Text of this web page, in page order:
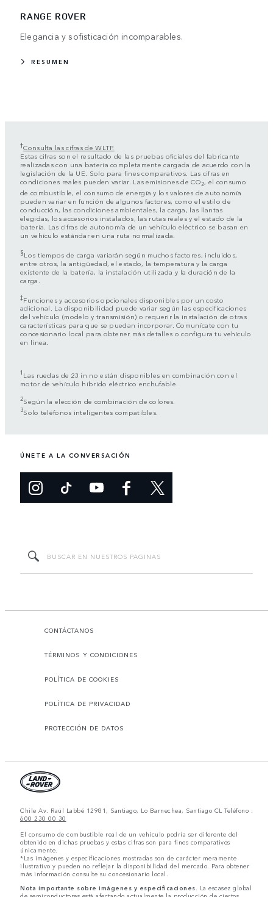
RANGE ROVER
Elegancia y sofisticación incomparables.
RESUMEN
†Consulta las cifras de WLTP.
Estas cifras son el resultado de las pruebas oficiales del fabricante
realizadas con una batería completamente cargada de acuerdo con la
legislación de la UE. Solo para fines comparativos. Las cifras en
condiciones reales pueden variar. Las emisiones de CO2, el consumo
de combustible, el consumo de energía y los valores de autonomía
pueden variar en función de algunos factores, como el estilo de
conducción, las condiciones ambientales, la carga, las llantas
elegidas, los accesorios instalados, las rutas reales y el estado de la
batería. Las cifras de autonomía de un vehículo eléctrico se basan en
un vehículo estándar en una ruta normalizada.
§Los tiempos de carga variarán según muchos factores, incluidos,
entre otros, la antigüedad, el estado, la temperatura y la carga
existente de la batería, la instalación utilizada y la duración de la
carga.
‡Funciones y accesorios opcionales disponibles por un costo
adicional. La disponibilidad puede variar según las especificaciones
del vehículo (modelo y transmisión) o requerir la instalación de otras
características para que se puedan incorporar. Comunícate con tu
concesionario local para obtener más detalles o configura tu vehículo
en línea.
1 Las ruedas de 23 in no están disponibles en combinación con el
motor de vehículo híbrido eléctrico enchufable.
2Según la elección de combinación de colores.
3Solo teléfonos inteligentes compatibles.
ÚNETE A LA CONVERSACIÓN
CONTÁCTANOS
TÉRMINOS Y CONDICIONES
POLÍTICA DE COOKIES
POLÍTICA DE PRIVACIDAD
PROTECCIÓN DE DATOS
Chile Av. Raúl Labbé 12981, Santiago, Lo Barnechea, Santiago CL Teléfono :
600 230 00 30
El consumo de combustible real de un vehículo podría ser diferente del
obtenido en dichas pruebas y estas cifras son para fines comparativos
únicamente.
*Las imágenes y especificaciones mostradas son de carácter meramente
ilustrativo y pueden no reflejar la disponibilidad del mercado. Para obtener
más información consulte su concesionario local.
Nota importante sobre imágenes y especificaciones.
La escasez global